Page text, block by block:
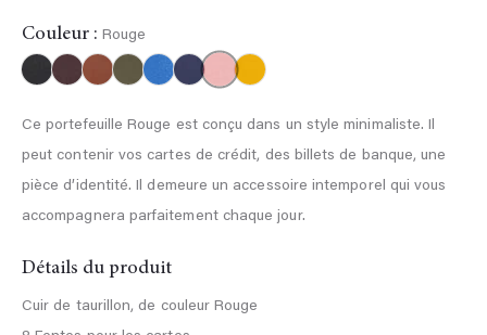
Ce portefeuille Rouge est conçu dans un style minimaliste. Il
peut contenir vos cartes de crédit, des billets de banque, une
pièce d’identité. Il demeure un accessoire intemporel qui vous
accompagnera parfaitement chaque jour.
Détails du produit
Cuir de taurillon, de couleur Rouge
Couleur : Rouge
Noir Bordeaux
GoldKakiBleuMarineRougeJaune